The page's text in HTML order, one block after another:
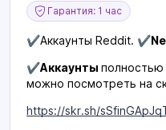
Гарантия: 1 час
✔️Аккаунты Reddit.
✔️Аккаунты
можно посмотреть на
https://skr.sh/